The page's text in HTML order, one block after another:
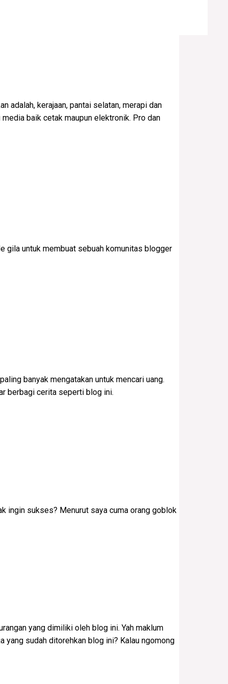
adalah, kerajaan, pantai selatan, merapi dan
baik cetak maupun elektronik. Pro dan
gila untuk membuat sebuah komunitas blogger
banyak mengatakan untuk mencari uang.
berbagi cerita seperti blog ini.
ingin sukses? Menurut saya cuma orang goblok
yang dimiliki oleh blog ini. Yah maklum
yang sudah ditorehkan blog ini? Kalau ngomong